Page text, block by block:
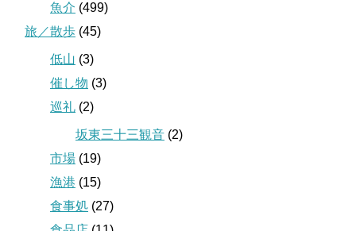
魚介 (499)
旅／散歩 (45)
低山 (3)
催し物 (3)
巡礼 (2)
坂東三十三観音 (2)
市場 (19)
漁港 (15)
食事処 (27)